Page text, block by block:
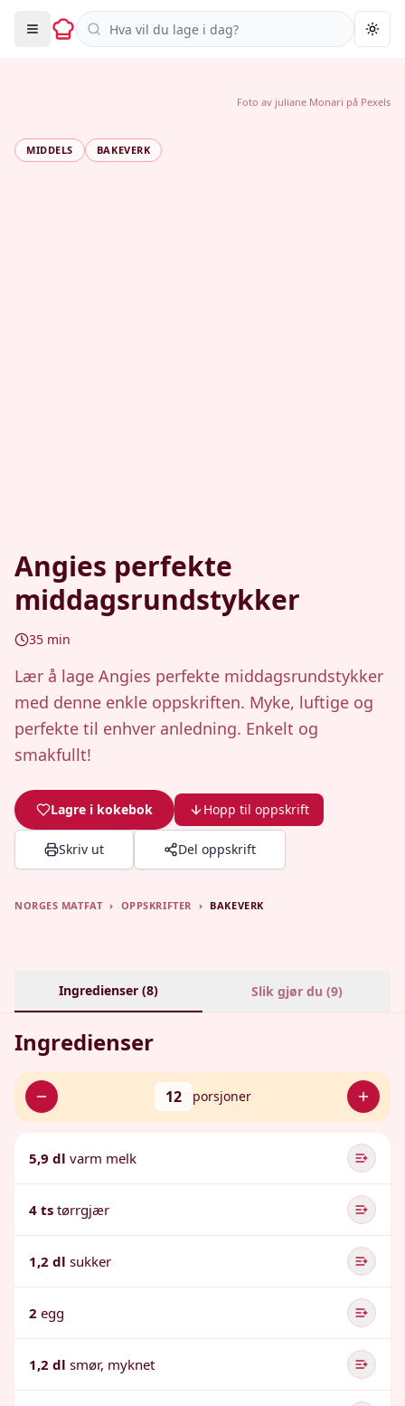
Søk i oppskrifter
MIDDELS BAKEVERK
Angies perfekte
middagsrundstykker
35 min
Lær å lage Angies perfekte middagsrundstykker
med denne enkle oppskriften. Myke, luftige og
perfekte til enhver anledning. Enkelt og
smakfullt!
Lagre i kokebok Hopp til oppskrift
Skriv ut Del oppskrift
Foto av juliane Monari på Pexels
NORGES MATFAT › OPPSKRIFTER › BAKEVERK
Ingredienser (8) Slik gjør du (9)
Ingredienser
12 porsjoner
5,9 dl varm melk
4 ts tørrgjær
1,2 dl sukker
2 egg
1,2 dl smør, myknet